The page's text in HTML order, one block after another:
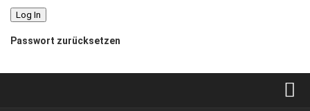
Passwort zurücksetzen